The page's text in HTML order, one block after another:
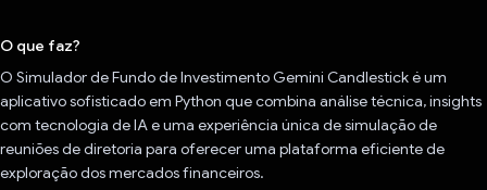
O que faz?
O Simulador de Fundo de Investimento Gemini Candlestick é um
aplicativo sofisticado em Python que combina análise técnica, insights
com tecnologia de IA e uma experiência única de simulação de
reuniões de diretoria para oferecer uma plataforma eficiente de
exploração dos mercados financeiros.